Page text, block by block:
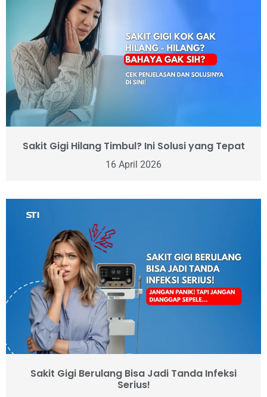
Sakit Gigi Hilang Timbul? Ini Solusi yang Tepat
16 April 2026
Sakit Gigi Berulang Bisa Jadi Tanda Infeksi
Serius!